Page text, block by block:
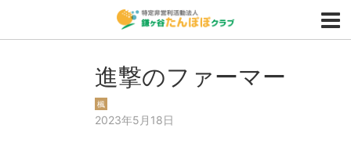
進撃のファーマー
楓
2023年5月18日